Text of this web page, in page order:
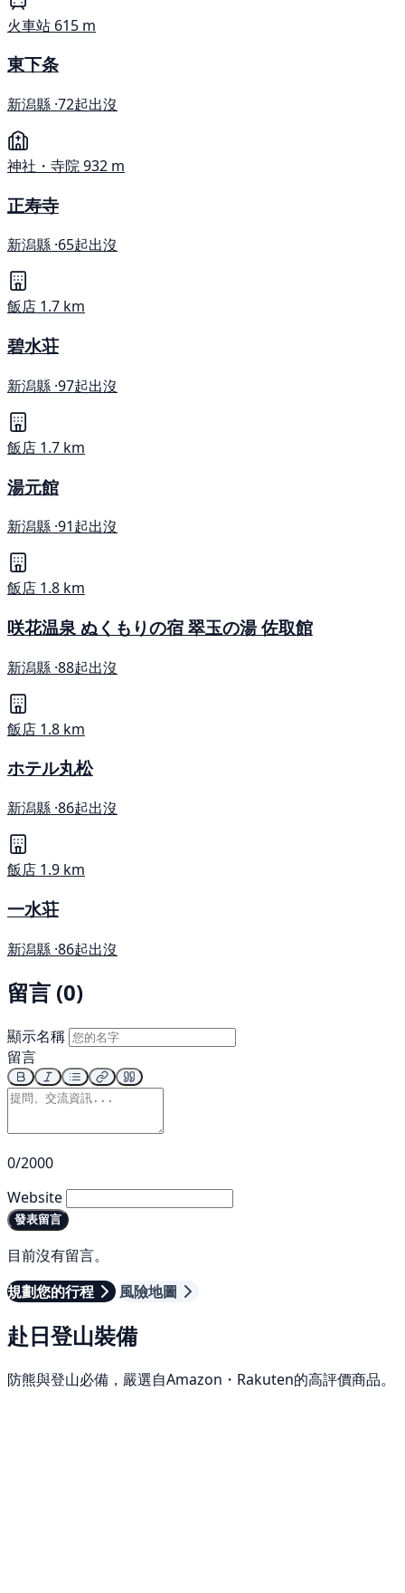
火車站 615 m
東下条
新潟縣 ·72起出沒
神社・寺院932 m
正寿寺
新潟縣 ·65起出沒
飯店 1.7 km
碧水荘
新潟縣 ·97起出沒
飯店 1.7 km
湯元館
新潟縣 ·91起出沒
飯店 1.8 km
咲花温泉 ぬくもりの宿 翠玉の湯 佐取館
新潟縣 ·88起出沒
飯店 1.8 km
ホテル丸松
新潟縣 ·86起出沒
飯店 1.9 km
一水荘
新潟縣 ·86起出沒
留言 (0)
顯示名稱
留言
0/2000
Website
發表留言
目前沒有留言。
規劃您的行程
風險地圖
赴日登山裝備
防熊與登山必備，嚴選自Amazon・Rakuten的高評價商品。